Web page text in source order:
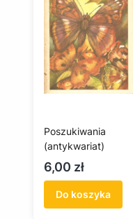
Poszukiwania
(antykwariat)
Cena
6,00 zł
Do koszyka